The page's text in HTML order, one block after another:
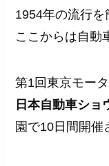
1954年の流行を
ここからは自動
第1回東京モー
日本自動車ショ
園で10日間開催